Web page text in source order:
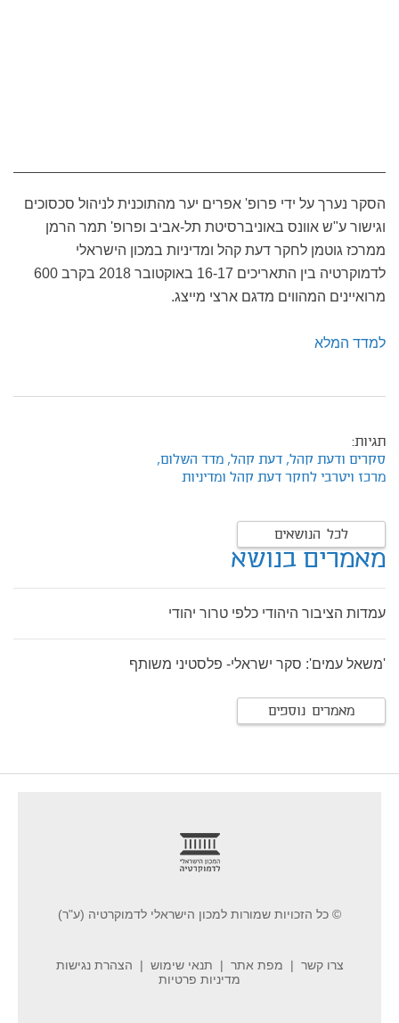
הסקר נערך על ידי פרופ' אפרים יער מהתוכנית לניהול סכסוכים
וגישור ע"ש אוונס באוניברסיטת תל-אביב ופרופ' תמר הרמן
ממרכז גוטמן לחקר דעת קהל ומדיניות במכון הישראלי
לדמוקרטיה בין התאריכים 16-17 באוקטובר 2018 בקרב 600
מרואיינים המהווים מדגם ארצי מייצג.
למדד המלא
תגיות:
סקרים ודעת קהל, דעת קהל, מדד השלום,
מרכז ויטרבי לחקר דעת קהל ומדיניות
לכל הנושאים
מאמרים בנושא
עמדות הציבור היהודי כלפי טרור יהודי
'משאל עמים': סקר ישראלי- פלסטיני משותף
מאמרים נוספים
© כל הזכויות שמורות למכון הישראלי לדמוקרטיה (ע"ר)
צרו קשר מפת אתר תנאי שימוש
הצהרת נגישות
מדיניות פרטיות